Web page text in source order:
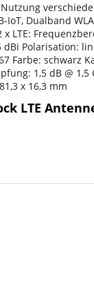
IoT, Dualband
LTE:
dBi Polarisation:
Farbe: schwarz
1,5 dB @
x 16,3 mm
LTE